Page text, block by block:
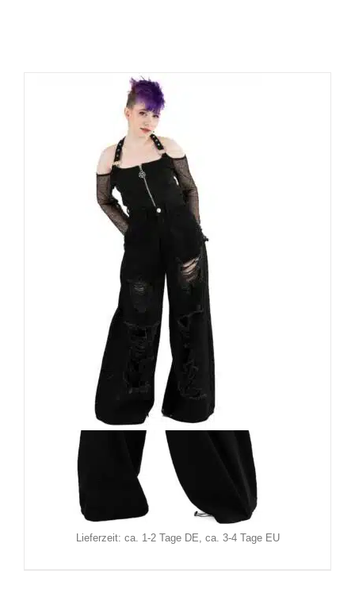
Chemical Black Hose Carrie
69,90
Inkl. MwSt.
zzgl.
Versand
Lieferzeit: ca. 1-2 Tage DE, ca. 3-4 Tage EU